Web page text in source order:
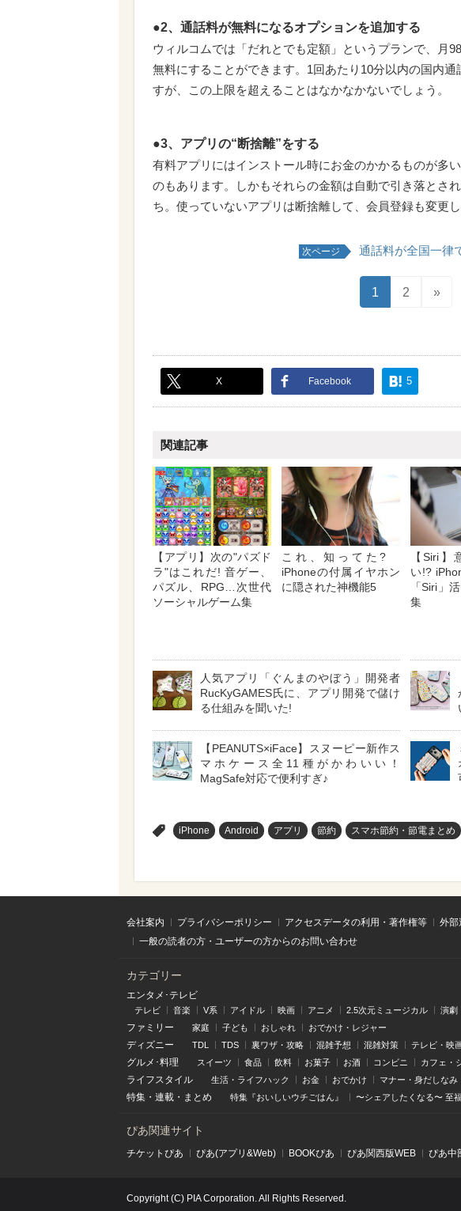
●2、通話料が無料になるオプションを追加する
ウィルコムでは「だれとでも定額」というプランで、月
無料にすることができます。1回あたり10分以内の国内
すが、この上限を超えることはなかなかないでしょう。
●3、アプリの“断捨離”をする
有料アプリにはインストール時にお金のかかるものが多
のもあります。しかもそれらの金額は自動で引き落とさ
ち。使っていないアプリは断捨離して、会員登録も変更し
次ページ 通話料が全国一律
1 2 »
X Facebook 5
関連記事
【アプリ】次の"パズド
ラ"はこれだ! 音ゲー、
パズル、RPG…次世代
ソーシャルゲーム集
これ、知ってた?
iPhoneの付属イヤホン
に隠された神機能5
【Siri】
い!?
「Siri」
集
人気アプリ「ぐんまのやぼう」開発者
RucKyGAMES氏に、アプリ開発で儲け
る仕組みを聞いた!
【PEANUTS×iFace】スヌーピー新作ス
マホケース全11種がかわいい！
MagSafe対応で便利すぎ♪
iPhone Android アプリ 節約 スマホ節約・節電まとめ
会社案内 プライバシーポリシー アクセスデータの利用・著作権等 外部
一般の読者の方・ユーザーの方からのお問い合わせ
カテゴリー
エンタメ･テレビ
テレビ 音楽 V系 アイドル 映画 アニメ 2.5次元ミュージカル 演劇
ファミリー 家庭 子ども おしゃれ おでかけ・レジャー
ディズニー TDL TDS 裏ワザ・攻略 混雑予想 混雑対策 テレビ・映
グルメ･料理 スイーツ 食品 飲料 お菓子 お酒 コンビニ カフェ・
ライフスタイル 生活・ライフハック お金 おでかけ マナー・身だしなみ
特集 ・ 連載 ・ まとめ 特集『おいしいウチごはん』 〜シェアしたくなる〜 至
ぴあ関連サイト
チケットぴあ ぴあ(アプリ&Web) BOOKぴあ ぴあ関⻄版WEB ぴあ中
Copyright (C) PIA Corporation. All Rights Reserved.